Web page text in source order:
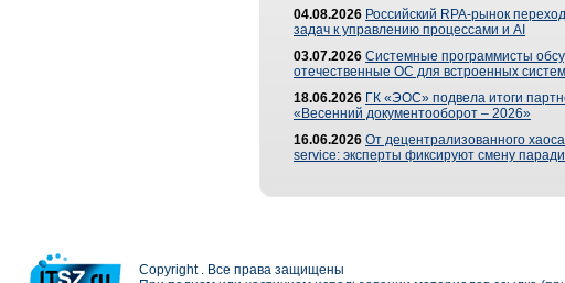
04.08.2026 Российский RPA-рынок
задач к управлению процессами и AI
03.07.2026 Системные программисты
отечественные ОС для встроенных систем
18.06.2026 ГК «ЭОС» подвела итоги
«Весенний документооборот – 2026»
16.06.2026 От децентрализованного
service: эксперты фиксируют смену
Copyright . Все права защищены